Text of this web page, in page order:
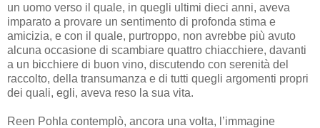
un uomo verso il quale, in quegli ultimi dieci anni, aveva
imparato a provare un sentimento di profonda stima e
amicizia, e con il quale, purtroppo, non avrebbe più avuto
alcuna occasione di scambiare quattro chiacchiere, davanti
a un bicchiere di buon vino, discutendo con serenità del
raccolto, della transumanza e di tutti quegli argomenti propri
dei quali, egli, aveva reso la sua vita.
Reen Pohla contemplò, ancora una volta, l’immagine